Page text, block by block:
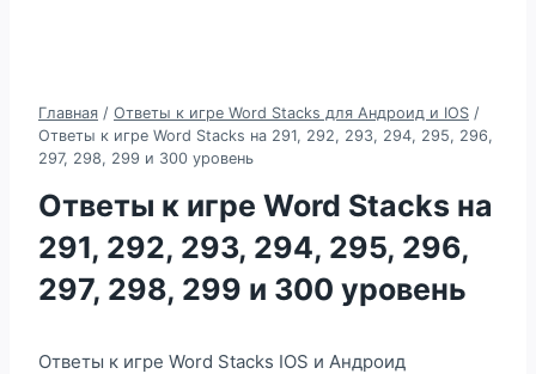
Главная / Ответы к игре Word Stacks для Андроид и IOS /
Ответы к игре Word Stacks на 291, 292, 293, 294, 295, 296,
297, 298, 299 и 300 уровень
Ответы к игре Word Stacks на
291, 292, 293, 294, 295, 296,
297, 298, 299 и 300 уровень
Ответы к игре Word Stacks IOS и Андроид